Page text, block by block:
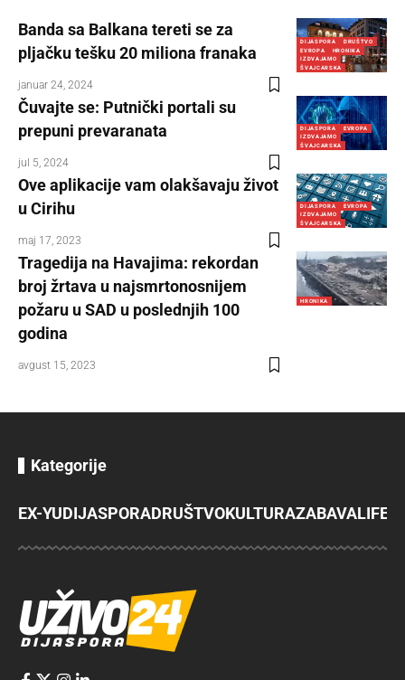
DIJASPORA
DRUŠTVO
EVROPA
HRONIKA
IZDVAJAMO
ŠVAJCARSKA
Banda sa Balkana tereti se za
pljačku tešku 20 miliona franaka
januar 24, 2024
DIJASPORA
EVROPA
IZDVAJAMO
ŠVAJCARSKA
Čuvajte se: Putnički portali su
prepuni prevaranata
jul 5, 2024
DIJASPORA
EVROPA
IZDVAJAMO
ŠVAJCARSKA
Ove aplikacije vam olakšavaju život
u Cirihu
maj 17, 2023
HRONIKA
Tragedija na Havajima: rekordan
broj žrtava u najsmrtonosnijem
požaru u SAD u poslednjih 100
godina
avgust 15, 2023
Kategorije
EX-YUDIJASPORADRUŠTVOKULTURAZABAVA